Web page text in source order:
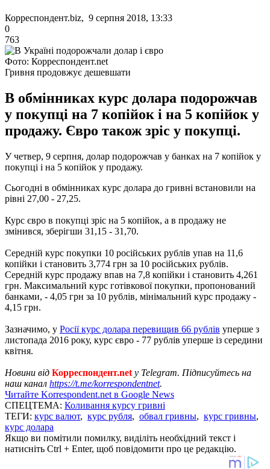
Корреспондент.biz, 9 серпня 2018, 13:33
0
763
Фото: Корреспондент.net
Гривня продовжує дешевшати
В обмінниках курс долара подорожчав
у покупці на 7 копійок і на 5 копійок у
продажу. Євро також зріс у покупці.
У четвер, 9 серпня, долар подорожчав у банках на 7 копійок у
покупці і на 5 копійок у продажу.
Сьогодні в обмінниках курс долара до гривні встановили на
рівні 27,00 - 27,25.
Курс євро в покупці зріс на 5 копійок, а в продажу не
змінився, зберігши 31,15 - 31,70.
Середній курс покупки 10 російських рублів упав на 11,6
копійки і становить 3,774 грн за 10 російських рублів.
Середній курс продажу впав на 7,8 копійки і становить 4,261
грн. Максимальний курс готівкової покупки, пропонований
банками, - 4,05 грн за 10 рублів, мінімальний курс продажу -
4,15 грн.
Зазначимо, у Росії курс долара перевищив 66 рублів уперше з
листопада 2016 року, курс євро - 77 рублів уперше із середини
квітня.
Новини від Корреспондент.net у Telegram. Підписуйтесь на
наш канал https://t.me/korrespondentnet.
Читайте Korrespondent.net в Google News
СПЕЦТЕМА: Коливання курсу гривні
ТЕГИ: курс валют, курс рубля, обвал гривны, курс гривны,
курс долара
Якщо ви помітили помилку, виділіть необхідний текст і
натисніть Ctrl + Enter, щоб повідомити про це редакцію.